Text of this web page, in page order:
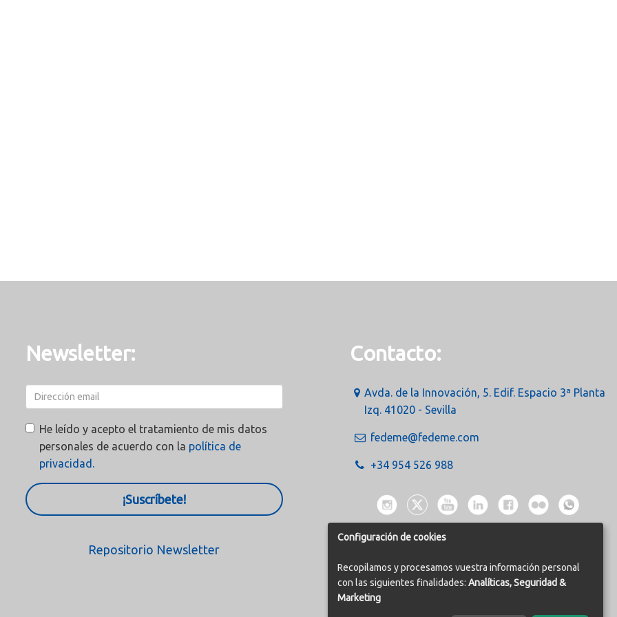
Newsletter:
He leído y acepto el tratamiento de mis datos
personales de acuerdo con la política de
privacidad.
¡Suscríbete!
Repositorio Newsletter
Contacto:
Avda. de la Innovación, 5. Edif. Espacio 3ª Planta
Izq. 41020 - Sevilla
fedeme@fedeme.com
+34 954 526 988
Configuración de cookies
Recopilamos y procesamos vuestra información personal
con las siguientes finalidades: Analíticas, Seguridad &
Marketing